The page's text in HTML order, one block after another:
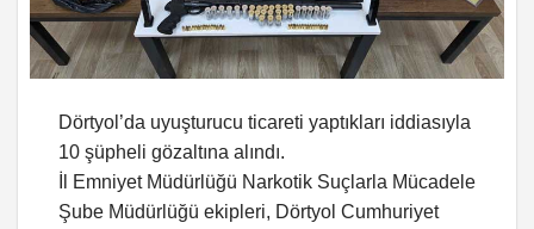
Dörtyol’da uyuşturucu ticareti yaptıkları iddiasıyla
10 şüpheli gözaltına alındı.
İl Emniyet Müdürlüğü Narkotik Suçlarla Mücadele
Şube Müdürlüğü ekipleri, Dörtyol Cumhuriyet